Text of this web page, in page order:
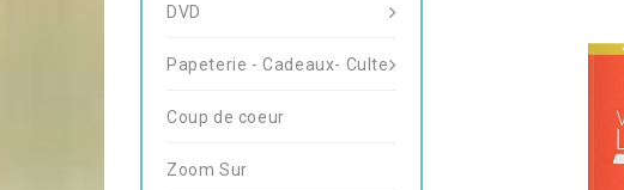
DVD
Papeterie - Cadeaux- Culte
Coup de coeur
Zoom Sur